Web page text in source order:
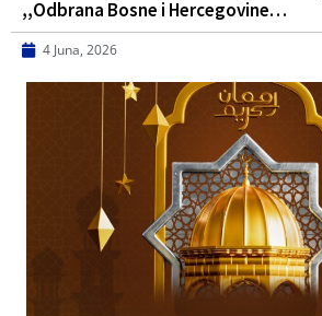
,,Odbrana Bosne i Hercegovine…
4 Juna, 2026